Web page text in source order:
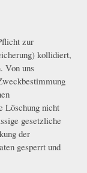
zur
kollidiert,
Von uns
Löschung nicht
gesetzliche
der
gesperrt und